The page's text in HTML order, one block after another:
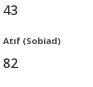
43
Atıf (Sobiad)
82